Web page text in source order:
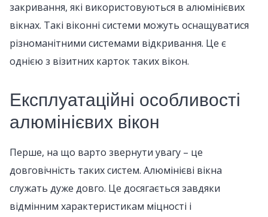
закривання, які використовуються в алюмінієвих
вікнах. Такі віконні системи можуть оснащуватися
різноманітними системами відкривання. Це є
однією з візитних карток таких вікон.
Експлуатаційні особливості
алюмінієвих вікон
Перше, на що варто звернути увагу – це
довговічність таких систем. Алюмінієві вікна
служать дуже довго. Це досягається завдяки
відмінним характеристикам міцності і